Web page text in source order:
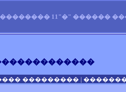
11"�" ������
��������� |